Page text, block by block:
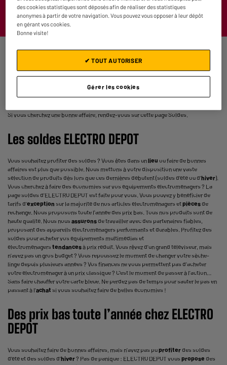
Si vous cherchez une bonne affaire, rendez-vous sur cette page
Soldes
Les Soldes s’invitent chez ELECTRO DEPOT ! Découvrez notre sélection et profitez
d'électroménager et de multimédia pas cher pendant les soldes.
Que vous ayez besoin d’un four, d’un robot pâtissier, d'un aspirateur ou d'une d’une
trottinette, vous trouverez votre bonheur dans les rayons en soldes d’ELECTRO
Si vous cherchez une bonne affaire, rendez-vous sur cette page Soldes.
Les soldes ELECTRO DEPOT
Vous souhaitez profiter des soldes ? Vous êtes dans unlieu ou faire de bonnes
affaires est plus que possible. Nous mettons à votre disposition une vaste
sélection de produits dès lors que ces dernières débutent (soldes d’été ou d’hiver).
Vous cherchez à faire des économies sur vos équipements électroménagers ? La
page soldes d’ELECTRO DEPOT est faite pour vous. Vous pouvez y bénéficier de
tarifs d’exception sur la majorité de nos articles électroménagers etpiècesde
rechange. Nous proposons toute l'année des prix bas. Tous nos produits sont de
haute qualité. Nous nous assuronsde travailler avec des partenaires fiables,
proposant des appareils électroménagers performants et durables. Profitez des
soldes pour acheter vos équipements multimédias et
électroménagers tendancesà prix réduit. Vous rêvez d’un grand téléviseur, mais
n’avez pas un gros budget ? Vous repoussez le moment de changer votre sèche-
linge depuis plusieurs années ? Vos finances ne vous permettent pas d’acheter
votre électroménager à un prix classique ? C’est le moment de passer à l’action…
Sans faire chauffer votre carte bleue. Ne perdez pas de temps pour sauter le pas en
passant à l’achat si vous souhaitez faire de belles économies !
Des prix bas toute l’année chez ELECTRO
DEPOT
Vous souhaitez faire de bonnes affaires, mais n’avez pas puprofiterdes soldes
d’été et des soldes d’hiver? Pas de panique : ELECTRO DEPOT vous propose des
des cookies statistiques sont déposés afin de réaliser des statistiques
anonymes à partir de votre navigation. Vous pouvez vous opposer à leur dépôt
en gérant vos cookies.
Bonne visite!
Gérer les cookies
✔ TOUT AUTORISER